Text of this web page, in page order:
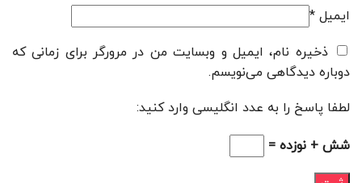
ایمیل *
ذخیره نام، ایمیل و وبسایت من در مرورگر برای زمانی که
دوباره دیدگاهی می‌نویسم.
لطفا پاسخ را به عدد انگلیسی وارد کنید:
شش + نوزده =